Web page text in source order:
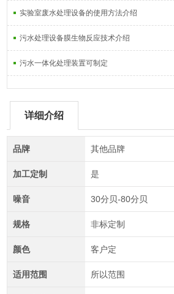
实验室废水处理设备的使用方法介绍
污水处理设备膜生物反应技术介绍
污水一体化处理装置可制定
详细介绍
品牌 其他品牌
加工定制 是
噪音 30分贝-80分贝
规格 非标定制
颜色 客户定
适用范围 所以范围